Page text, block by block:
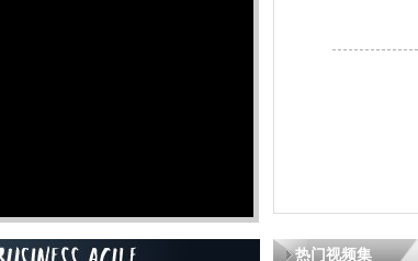
热门视频集